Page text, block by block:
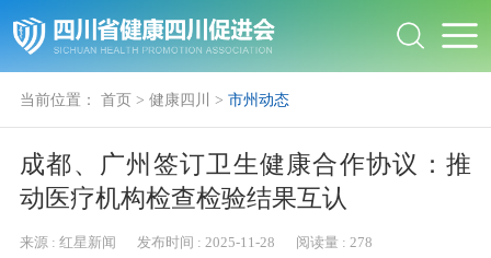
当前位置： 首页 > 健康四川 > 市州动态
成都、广州签订卫生健康合作协议：推
动医疗机构检查检验结果互认
来源 : 红星新闻 发布时间 :2025-11-28 阅读量 :278